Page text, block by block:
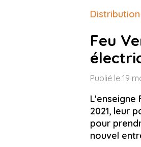
Distribution
Feu
Publié le 19
L'enseigne
2021, leur
pour
nouvel